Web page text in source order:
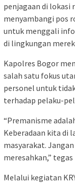
penjagaan di lokasi
menyambangi pos
untuk menggali
di lingkungan
Kapolres Bogor
salah satu fokus
personel untuk
terhadap pelaku-
“Premanisme
Keberadaan kita di
masyarakat.
meresahkan,”
Melalui kegiatan